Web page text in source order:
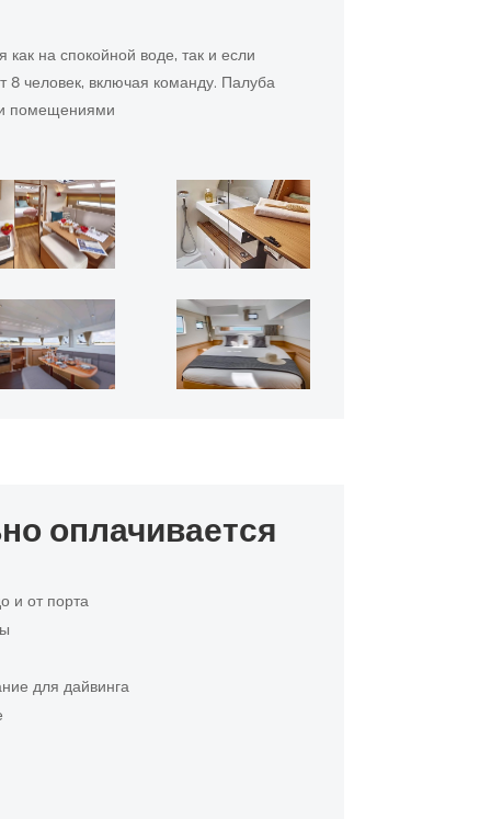
на спокойной воде, так и если
человек, включая команду. Палуба
помещениями
оплачивается
и от порта
для дайвинга